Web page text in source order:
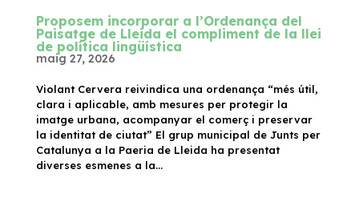
Proposem incorporar a l’Ordenança del
Paisatge de Lleida el compliment de la llei
de política lingüística
maig 27, 2026
Violant Cervera reivindica una ordenança “més útil,
clara i aplicable, amb mesures per protegir la
imatge urbana, acompanyar el comerç i preservar
la identitat de ciutat” El grup municipal de Junts per
Catalunya a la Paeria de Lleida ha presentat
diverses esmenes a la...